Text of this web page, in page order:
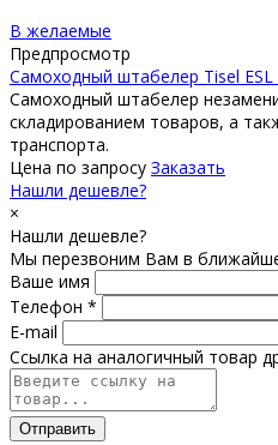
В желаемые
Предпросмотр
Самоходный штабелер Tisel ESL
Самоходный штабелер
складированием товаров, а
транспорта.
Цена по запросу Заказать
Нашли дешевле?
×
Нашли дешевле?
Мы перезвоним Вам в
Ваше имя
Телефон *
E-mail
Ссылка на аналогичный товар
Отправить